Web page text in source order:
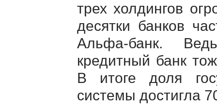
трех холдингов
десятки банков
Альфа-банк. Ведь
кредитный банк
В итоге доля
системы достигла